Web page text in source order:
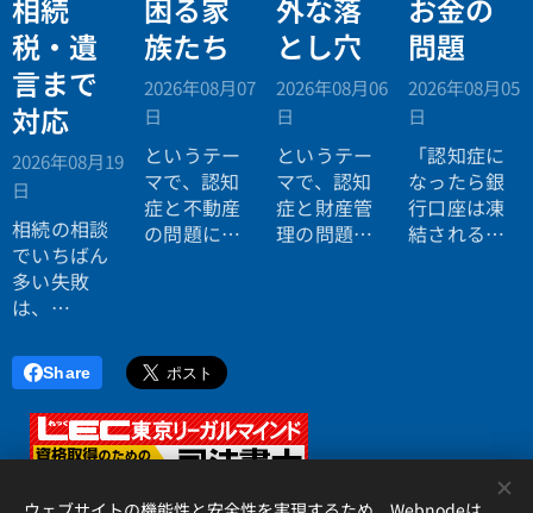
相続
税・遺
言まで
対応
2026年08月19
日
相続の相談
でいちばん
多い失敗
は、
行ったら登
記の話がで
きず、司法
書士に行っ
たら税金が
困る家
族たち
2026年08月07
日
というテー
マで、認知
症と不動産
の問題につ
外な落
とし穴
2026年08月06
日
というテー
マで、認知
症と財産管
理の問題に
お金の
問題
2026年08月05
日
「認知症に
なったら銀
行口座は凍
結されると
Share